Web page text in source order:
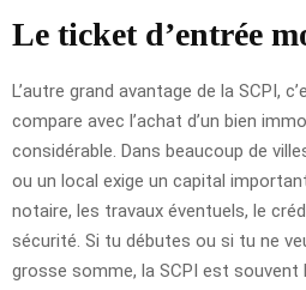
Le ticket d’entrée
L’autre grand avantage de la SCPI,
compare avec l’achat d’un bien
considérable. Dans beaucoup de
ou un local exige un capital
notaire, les travaux éventuels, le
sécurité. Si tu débutes ou si tu ne
grosse somme, la SCPI est souvent